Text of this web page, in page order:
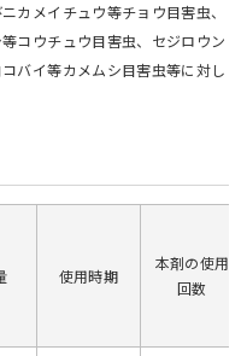
カメイチュウ等チョウ目害虫、
コウチュウ目害虫、セジロウン
バイ等カメムシ目害虫等に対し
使用時期
本剤の使用
回数